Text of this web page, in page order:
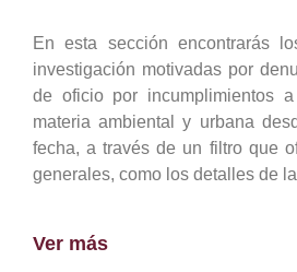
En esta sección encontrarás
investigación motivadas por
de oficio por incumplimientos
materia ambiental y urbana
fecha, a través de un filtro que
generales, como los detalles de
Ver más